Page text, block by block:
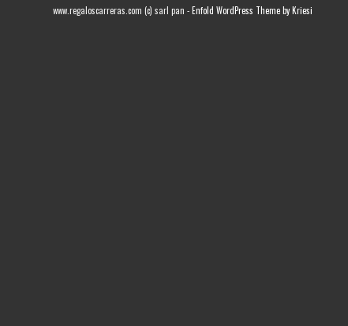
www.regaloscarreras.com (c) sarl pan -Enfold WordPress Theme by Kriesi